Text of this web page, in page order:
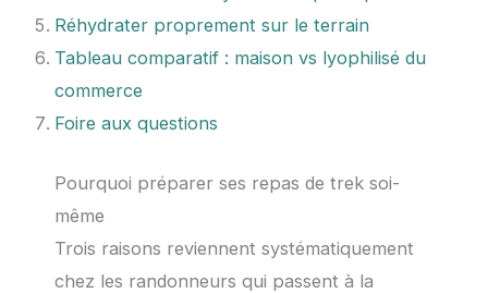
Réhydrater proprement sur le terrain
Tableau comparatif : maison vs lyophilisé du
commerce
Foire aux questions
Pourquoi préparer ses repas de trek soi-
même
Trois raisons reviennent systématiquement
chez les randonneurs qui passent à la